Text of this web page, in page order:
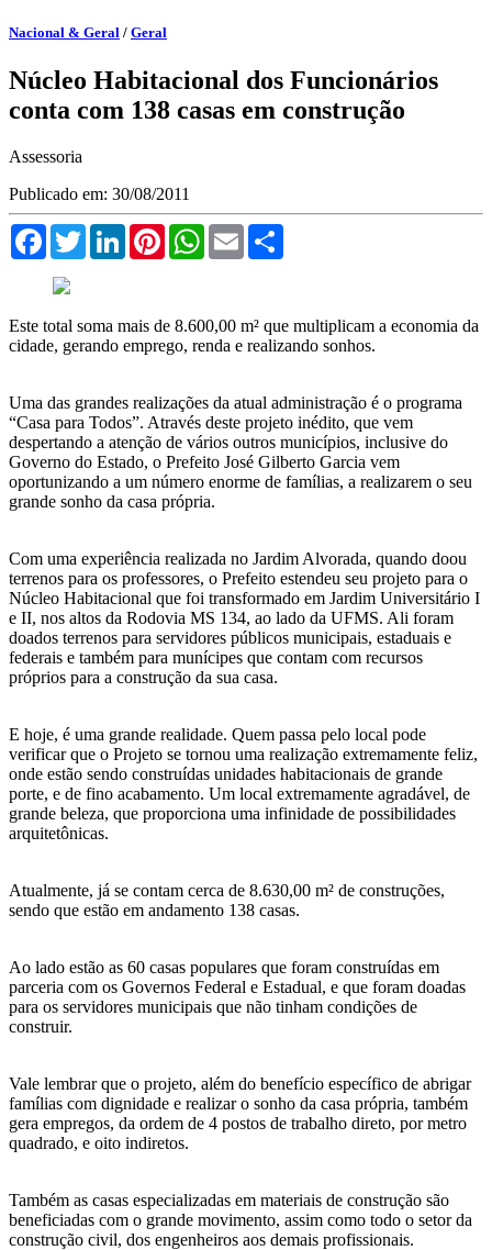
Nacional & Geral / Geral
Núcleo Habitacional dos Funcionários
conta com 138 casas em construção
Assessoria
Publicado em: 30/08/2011
FacebookTwitterLinkedInPinterestWhatsApp
Email
Este total soma mais de 8.600,00 m² que multiplicam a economia da
cidade, gerando emprego, renda e realizando sonhos.
Uma das grandes realizações da atual administração é o programa
“Casa para Todos”. Através deste projeto inédito, que vem
despertando a atenção de vários outros municípios, inclusive do
Governo do Estado, o Prefeito José Gilberto Garcia vem
oportunizando a um número enorme de famílias, a realizarem o seu
grande sonho da casa própria.
Com uma experiência realizada no Jardim Alvorada, quando doou
terrenos para os professores, o Prefeito estendeu seu projeto para o
Núcleo Habitacional que foi transformado em Jardim Universitário I
e II, nos altos da Rodovia MS 134, ao lado da UFMS. Ali foram
doados terrenos para servidores públicos municipais, estaduais e
federais e também para munícipes que contam com recursos
próprios para a construção da sua casa.
E hoje, é uma grande realidade. Quem passa pelo local pode
verificar que o Projeto se tornou uma realização extremamente feliz,
onde estão sendo construídas unidades habitacionais de grande
porte, e de fino acabamento. Um local extremamente agradável, de
grande beleza, que proporciona uma infinidade de possibilidades
arquitetônicas.
Atualmente, já se contam cerca de 8.630,00 m² de construções,
sendo que estão em andamento 138 casas.
Ao lado estão as 60 casas populares que foram construídas em
parceria com os Governos Federal e Estadual, e que foram doadas
para os servidores municipais que não tinham condições de
construir.
Vale lembrar que o projeto, além do benefício específico de abrigar
famílias com dignidade e realizar o sonho da casa própria, também
gera empregos, da ordem de 4 postos de trabalho direto, por metro
quadrado, e oito indiretos.
Também as casas especializadas em materiais de construção são
beneficiadas com o grande movimento, assim como todo o setor da
construção civil, dos engenheiros aos demais profissionais.